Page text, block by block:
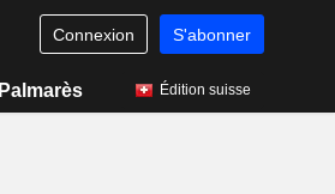
Connexion S'abonner
Palmarès Édition suisse